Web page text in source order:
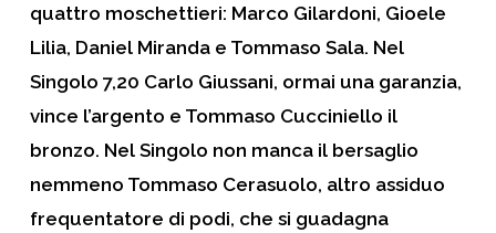
quattro moschettieri: Marco Gilardoni, Gioele
Lilia, Daniel Miranda e Tommaso Sala. Nel
Singolo 7,20 Carlo Giussani, ormai una garanzia,
vince l’argento e Tommaso Cucciniello il
bronzo. Nel Singolo non manca il bersaglio
nemmeno Tommaso Cerasuolo, altro assiduo
frequentatore di podi, che si guadagna